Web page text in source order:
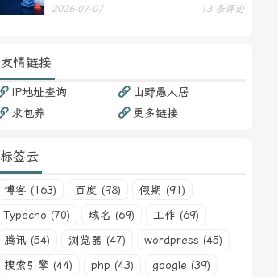
息
2026-07-07 13 条评论
友情链接
IP地址查询
山野愚人居
求包养
更多链接
标签云
博客 (163) 百度 (98)
假期 (91)
Typecho (70)
域名 (69)
工作 (69)
腾讯 (54)
浏览器 (47)
wordpress (45)
搜索引擎 (44)
php (43)
google (39)